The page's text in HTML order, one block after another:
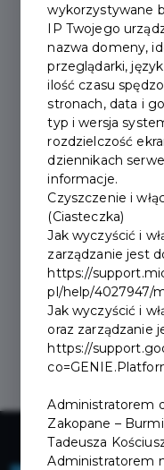
Mieszkam na
rozliczam
fizycznych w
Tak Nie
Jestem
terenie Gminy
rok.
Tak Nie
Dalej
wykorzystywane
IP Twojego
nazwa domeny,
przeglądarki,
ilość czasu
stronach, data i
typ i wersja
rozdzielczość
dziennikach
informacje.
Czyszczenie i
(Ciasteczka)
Jak wyczyścić i
zarządzanie jest
https://
pl/help/4027947/
Jak wyczyścić i
oraz zarządzanie
https://
Administratorem
Zakopane –
Tadeusza
Administratorem